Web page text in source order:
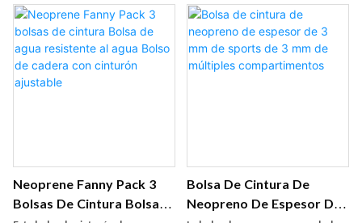
Neoprene Fanny Pack 3
Bolsas De Cintura Bolsa
Bolsa De Cintura De
Neopreno De Espesor De